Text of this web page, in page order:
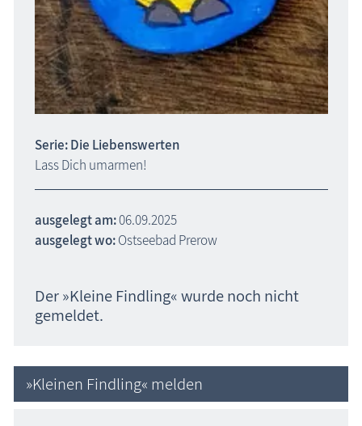
Serie: Die Liebenswerten
Lass Dich umarmen!
ausgelegt am:06.09.2025
ausgelegt wo:Ostseebad Prerow
Der »Kleine Findling« wurde noch nicht
gemeldet.
»Kleinen Findling« melden